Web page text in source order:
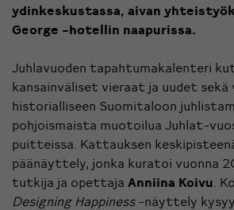
ydinkeskustassa, aivan
George -hotellin naapurissa.
Juhlavuoden tapahtumakalenteri
kansainväliset vieraat ja uudet
historialliseen Suomitaloon
pohjoismaista muotoilua Juhlat-
puitteissa. Kattauksen
päänäyttely, jonka kuratoi vuonna
tutkija ja opettaja Anniina Koivu .
Designing Happiness-näyttely